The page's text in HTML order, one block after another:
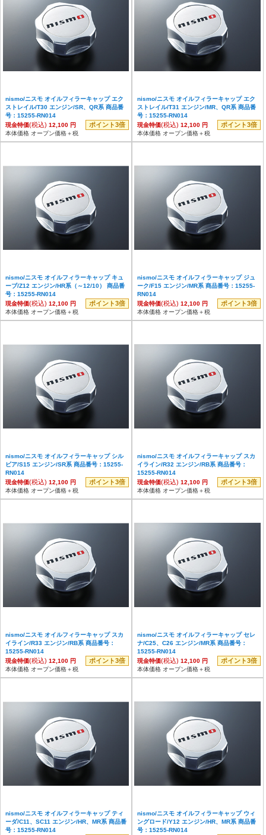
nismo/ニスモ オイルフィラーキャップ エク
ストレイル/T30 エンジン/SR、QR系 商品番
号：15255-RN014
現金特価(税込) 12,100 円 ポイント3倍
本体価格 オープン価格＋税
nismo/ニスモ オイルフィラーキャップ エク
ストレイル/T31 エンジン/MR、QR系 商品番
号：15255-RN014
現金特価(税込) 12,100 円 ポイント3倍
本体価格 オープン価格＋税
nismo/ニスモ オイルフィラーキャップ キュ
ーブ/Z12 エンジン/HR系（～12/10） 商品番
号：15255-RN014
現金特価(税込) 12,100 円 ポイント3倍
本体価格 オープン価格＋税
nismo/ニスモ オイルフィラーキャップ ジュ
ーク/F15 エンジン/MR系 商品番号：15255-
RN014
現金特価(税込) 12,100 円 ポイント3倍
本体価格 オープン価格＋税
nismo/ニスモ オイルフィラーキャップ シル
ビア/S15 エンジン/SR系 商品番号：15255-
RN014
現金特価(税込) 12,100 円 ポイント3倍
本体価格 オープン価格＋税
nismo/ニスモ オイルフィラーキャップ スカ
イライン/R32 エンジン/RB系 商品番号：
15255-RN014
現金特価(税込) 12,100 円 ポイント3倍
本体価格 オープン価格＋税
nismo/ニスモ オイルフィラーキャップ スカ
イライン/R33 エンジン/RB系 商品番号：
15255-RN014
現金特価(税込) 12,100 円 ポイント3倍
本体価格 オープン価格＋税
nismo/ニスモ オイルフィラーキャップ セレ
ナ/C25、C26 エンジン/MR系 商品番号：
15255-RN014
現金特価(税込) 12,100 円 ポイント3倍
本体価格 オープン価格＋税
nismo/ニスモ オイルフィラーキャップ ティ
ーダ/C11、SC11 エンジン/HR、MR系 商品番
号：15255-RN014
nismo/ニスモ オイルフィラーキャップ ウィ
ングロード/Y12 エンジン/HR、MR系 商品番
号：15255-RN014